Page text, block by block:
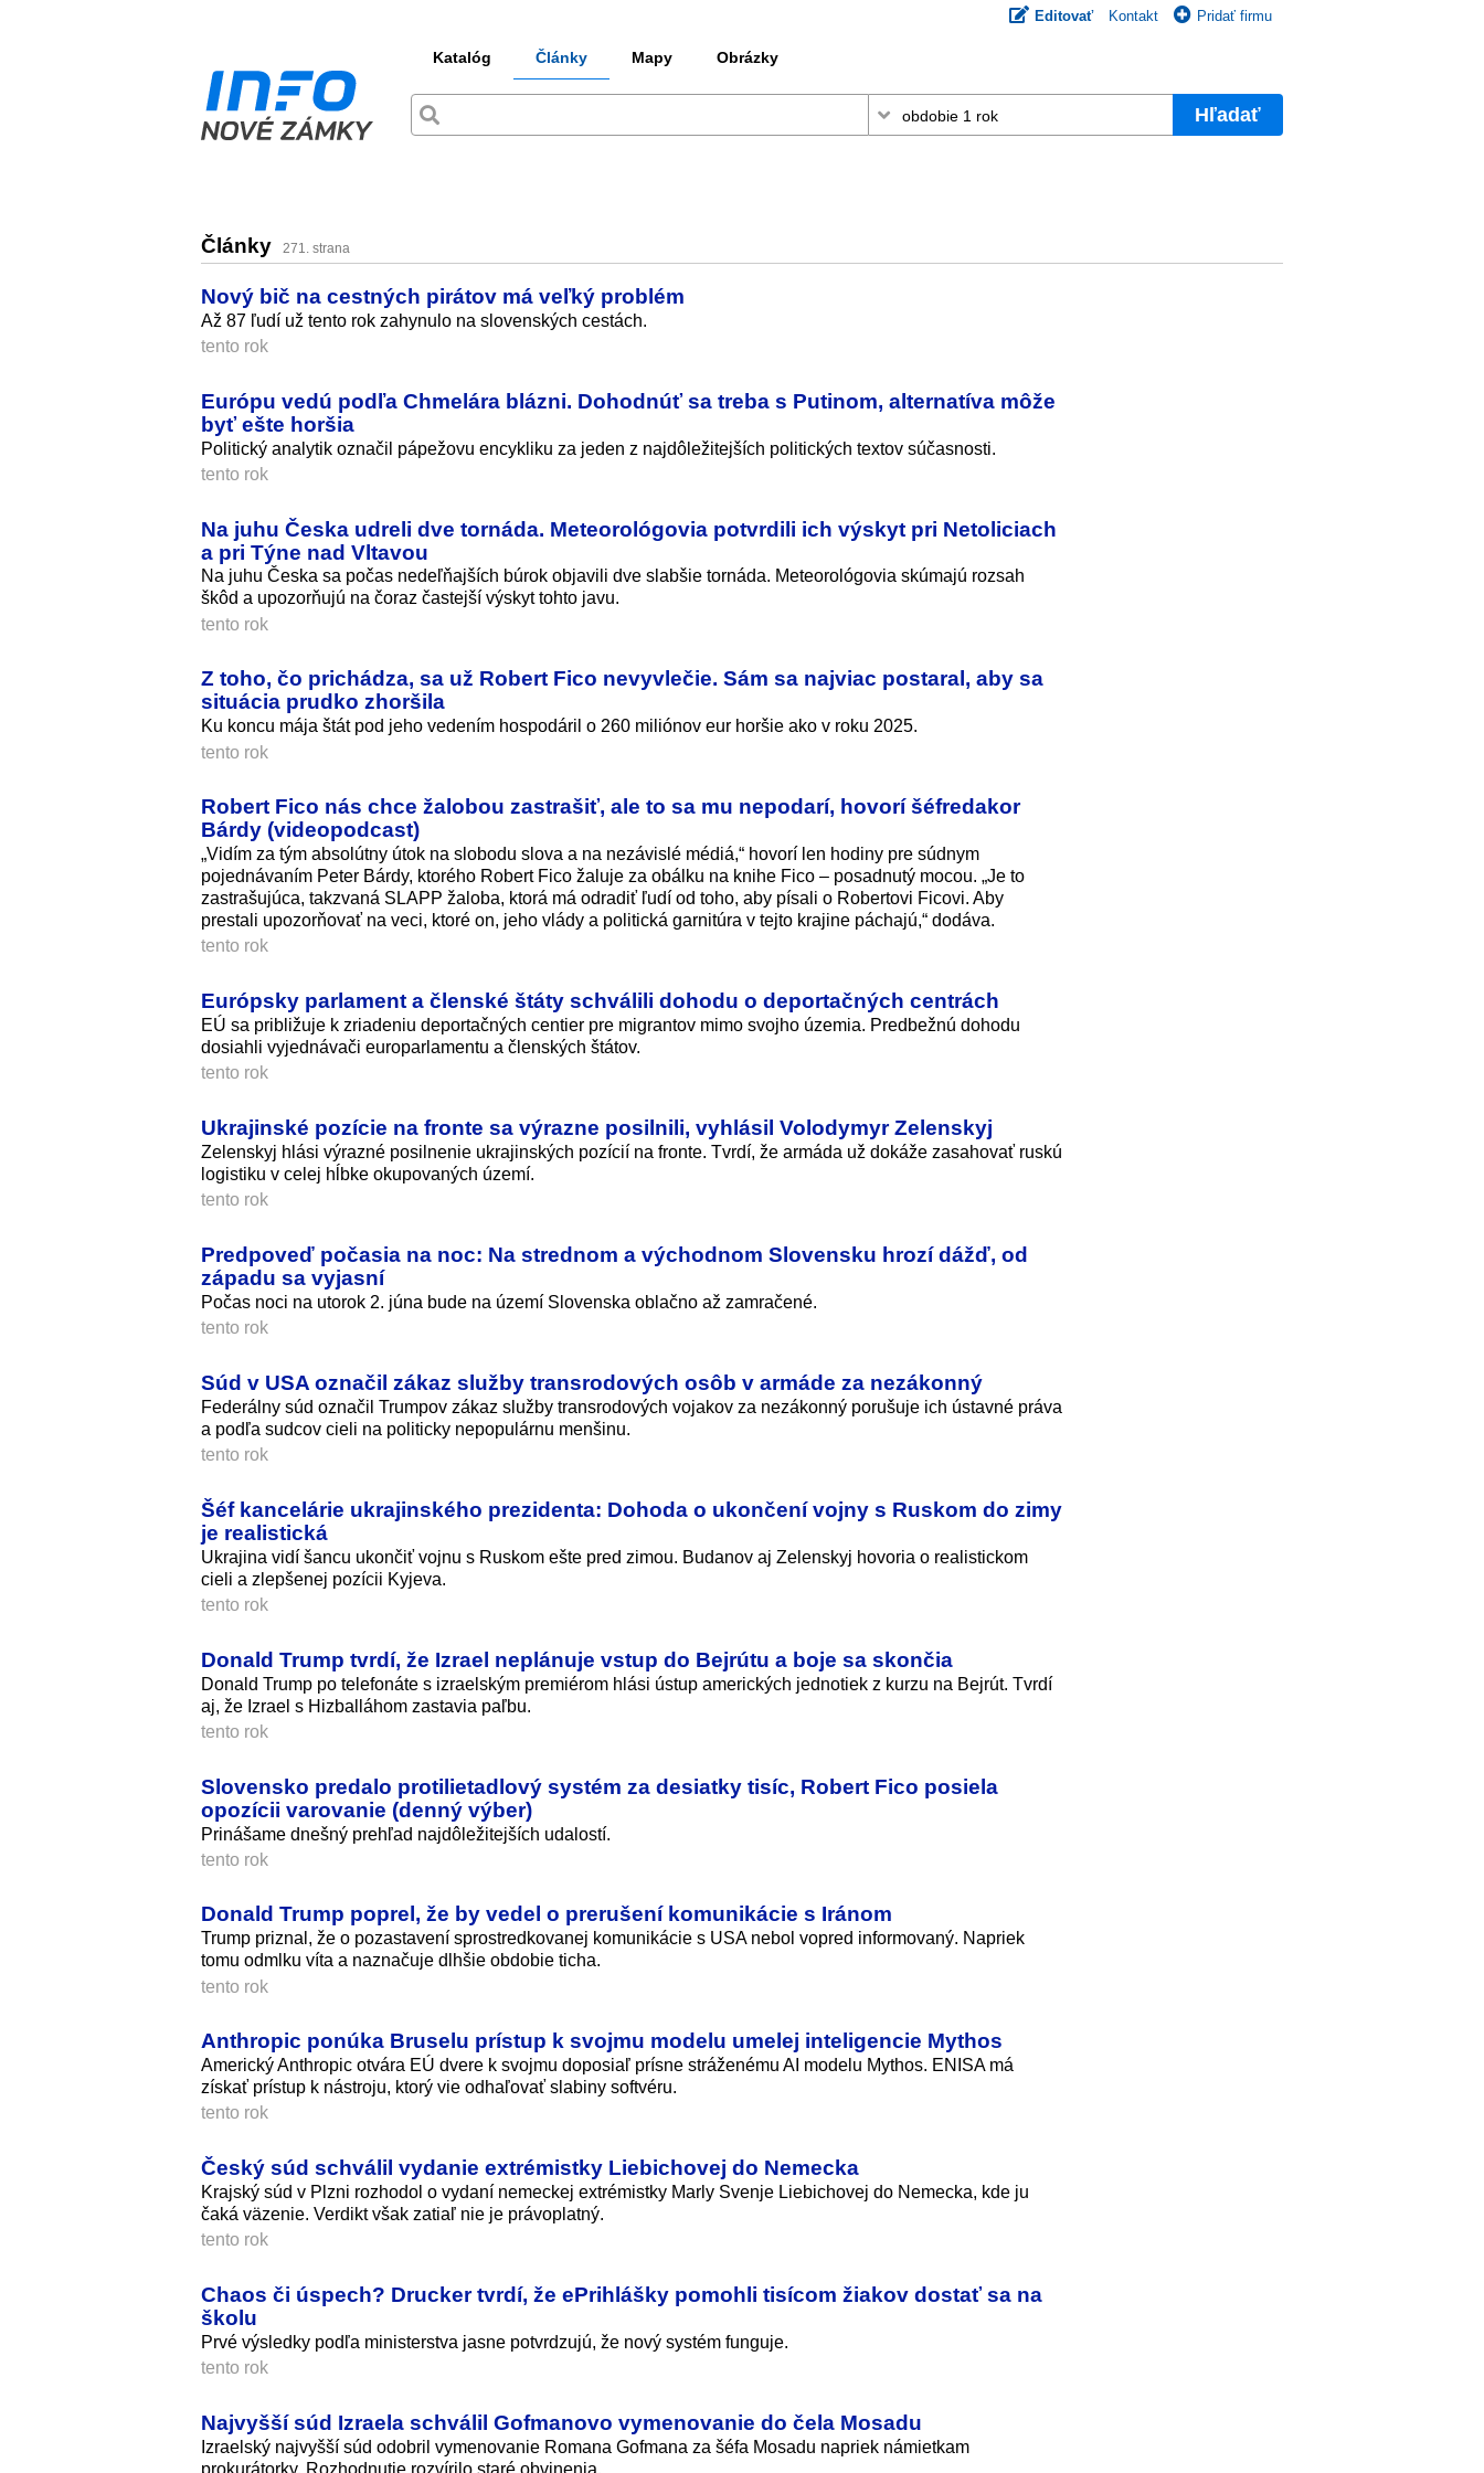
Editovať Kontakt Pridať firmu
Katalóg Články Mapy Obrázky
Hľadať
Články 271. strana
Nový bič na cestných pirátov má veľký problém
Až 87 ľudí už tento rok zahynulo na slovenských cestách.
tento rok
Európu vedú podľa Chmelára blázni. Dohodnúť sa treba s Putinom, alternatíva môže
byť ešte horšia
Politický analytik označil pápežovu encykliku za jeden z najdôležitejších politických textov súčasnosti.
tento rok
Na juhu Česka udreli dve tornáda. Meteorológovia potvrdili ich výskyt pri Netoliciach
a pri Týne nad Vltavou
Na juhu Česka sa počas nedeľňajších búrok objavili dve slabšie tornáda. Meteorológovia skúmajú rozsah
škôd a upozorňujú na čoraz častejší výskyt tohto javu.
tento rok
Z toho, čo prichádza, sa už Robert Fico nevyvlečie. Sám sa najviac postaral, aby sa
situácia prudko zhoršila
Ku koncu mája štát pod jeho vedením hospodáril o 260 miliónov eur horšie ako v roku 2025.
tento rok
Robert Fico nás chce žalobou zastrašiť, ale to sa mu nepodarí, hovorí šéfredakor
Bárdy (videopodcast)
„Vidím za tým absolútny útok na slobodu slova a na nezávislé médiá,“ hovorí len hodiny pre súdnym
pojednávaním Peter Bárdy, ktorého Robert Fico žaluje za obálku na knihe Fico – posadnutý mocou. „Je to
zastrašujúca, takzvaná SLAPP žaloba, ktorá má odradiť ľudí od toho, aby písali o Robertovi Ficovi. Aby
prestali upozorňovať na veci, ktoré on, jeho vlády a politická garnitúra v tejto krajine páchajú,“ dodáva.
tento rok
Európsky parlament a členské štáty schválili dohodu o deportačných centrách
EÚ sa približuje k zriadeniu deportačných centier pre migrantov mimo svojho územia. Predbežnú dohodu
dosiahli vyjednávači europarlamentu a členských štátov.
tento rok
Ukrajinské pozície na fronte sa výrazne posilnili, vyhlásil Volodymyr Zelenskyj
Zelenskyj hlási výrazné posilnenie ukrajinských pozícií na fronte. Tvrdí, že armáda už dokáže zasahovať ruskú
logistiku v celej hĺbke okupovaných území.
tento rok
Predpoveď počasia na noc: Na strednom a východnom Slovensku hrozí dážď, od
západu sa vyjasní
Počas noci na utorok 2. júna bude na území Slovenska oblačno až zamračené.
tento rok
Súd v USA označil zákaz služby transrodových osôb v armáde za nezákonný
Federálny súd označil Trumpov zákaz služby transrodových vojakov za nezákonný porušuje ich ústavné práva
a podľa sudcov cieli na politicky nepopulárnu menšinu.
tento rok
Šéf kancelárie ukrajinského prezidenta: Dohoda o ukončení vojny s Ruskom do zimy
je realistická
Ukrajina vidí šancu ukončiť vojnu s Ruskom ešte pred zimou. Budanov aj Zelenskyj hovoria o realistickom
cieli a zlepšenej pozícii Kyjeva.
tento rok
Donald Trump tvrdí, že Izrael neplánuje vstup do Bejrútu a boje sa skončia
Donald Trump po telefonáte s izraelským premiérom hlási ústup amerických jednotiek z kurzu na Bejrút. Tvrdí
aj, že Izrael s Hizballáhom zastavia paľbu.
tento rok
Slovensko predalo protilietadlový systém za desiatky tisíc, Robert Fico posiela
opozícii varovanie (denný výber)
Prinášame dnešný prehľad najdôležitejších udalostí.
tento rok
Donald Trump poprel, že by vedel o prerušení komunikácie s Iránom
Trump priznal, že o pozastavení sprostredkovanej komunikácie s USA nebol vopred informovaný. Napriek
tomu odmlku víta a naznačuje dlhšie obdobie ticha.
tento rok
Anthropic ponúka Bruselu prístup k svojmu modelu umelej inteligencie Mythos
Americký Anthropic otvára EÚ dvere k svojmu doposiaľ prísne stráženému AI modelu Mythos. ENISA má
získať prístup k nástroju, ktorý vie odhaľovať slabiny softvéru.
tento rok
Český súd schválil vydanie extrémistky Liebichovej do Nemecka
Krajský súd v Plzni rozhodol o vydaní nemeckej extrémistky Marly Svenje Liebichovej do Nemecka, kde ju
čaká väzenie. Verdikt však zatiaľ nie je právoplatný.
tento rok
Chaos či úspech? Drucker tvrdí, že ePrihlášky pomohli tisícom žiakov dostať sa na
školu
Prvé výsledky podľa ministerstva jasne potvrdzujú, že nový systém funguje.
tento rok
Najvyšší súd Izraela schválil Gofmanovo vymenovanie do čela Mosadu
Izraelský najvyšší súd odobril vymenovanie Romana Gofmana za šéfa Mosadu napriek námietkam
prokurátorky. Rozhodnutie rozvírilo staré obvinenia.